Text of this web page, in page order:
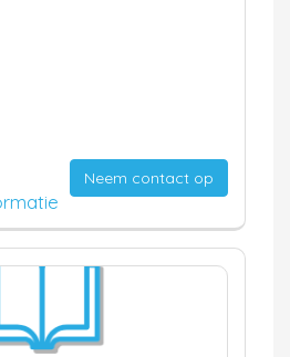
Neem contact op